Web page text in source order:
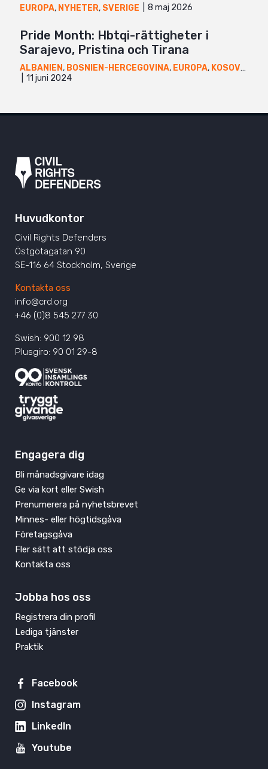
EUROPA, NYHETER, SVERIGE 8 maj 2026
Pride Month: Hbtqi-rättigheter i
Sarajevo, Pristina och Tirana
ALBANIEN, BOSNIEN-HERCEGOVINA, EUROPA, KOSOVO
11 juni 2024
Huvudkontor
Civil Rights Defenders
Östgötagatan 90
SE-116 64 Stockholm, Sverige
Kontakta oss
info@crd.org
+46 (0)8 545 277 30
Swish: 900 12 98
Plusgiro: 90 01 29-8
Engagera dig
Bli månadsgivare idag
Ge via kort eller Swish
Prenumerera på nyhetsbrevet
Minnes- eller högtidsgåva
Företagsgåva
Fler sätt att stödja oss
Kontakta oss
Jobba hos oss
Registrera din profil
Lediga tjänster
Praktik
Facebook
Instagram
LinkedIn
Youtube